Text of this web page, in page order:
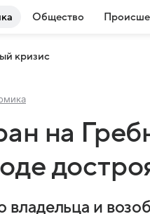
Общество
кризис
на
и